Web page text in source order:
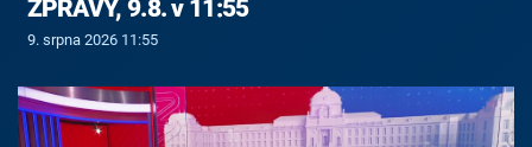
ZPRÁVY, 9.8. v 11:55
9. srpna 2026 11:55